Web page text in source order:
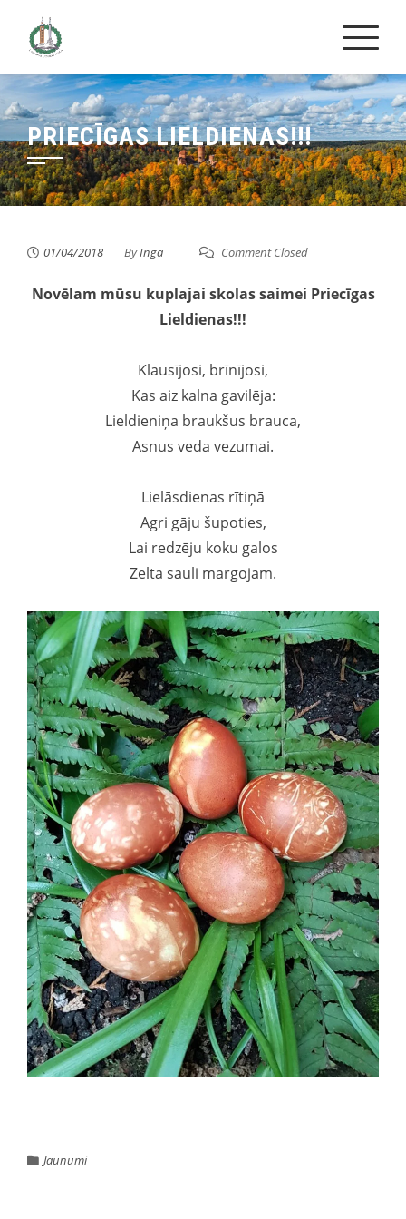
content
PRIECĪGAS LIELDIENAS!!!
01/04/2018 ByInga Comment Closed
Novēlam mūsu kuplajai skolas saimei Priecīgas
Lieldienas!!!
Klausījosi, brīnījosi,
Kas aiz kalna gavilēja:
Lieldieniņa braukšus brauca,
Asnus veda vezumai.
Lielāsdienas rītiņā
Agri gāju šupoties,
Lai redzēju koku galos
Zelta sauli margojam.
Jaunumi